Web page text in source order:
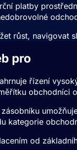
platby
růst, navigovat
pro
řízení
obchodníci
kategorie
od